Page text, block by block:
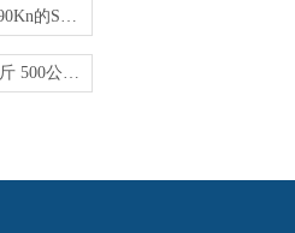
0-180Kn 190Kn的S型数显测力计哪家质优价廉
供应100公斤 500公斤 600公斤S型数显测力计